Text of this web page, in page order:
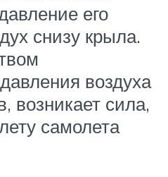
его
снизу крыла.
воздуха
возникает сила,
самолета